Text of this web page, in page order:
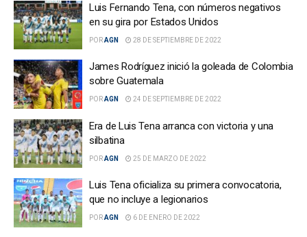
Luis Fernando Tena, con números negativos
en su gira por Estados Unidos
PORAGN 28 DE SEPTIEMBRE DE 2022
James Rodríguez inició la goleada de Colombia
sobre Guatemala
PORAGN 24 DE SEPTIEMBRE DE 2022
Era de Luis Tena arranca con victoria y una
silbatina
PORAGN 25 DE MARZO DE 2022
Luis Tena oficializa su primera convocatoria,
que no incluye a legionarios
PORAGN 6 DE ENERO DE 2022